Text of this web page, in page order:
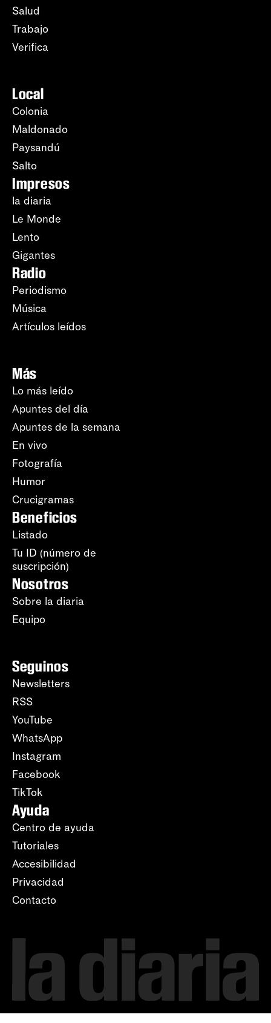
Salud
Trabajo
Verifica
Local
Colonia
Maldonado
Paysandú
Salto
Impresos
la diaria
Le Monde
Lento
Gigantes
Radio
Periodismo
Música
Artículos leídos
Más
Lo más leído
Apuntes del día
Apuntes de la semana
En vivo
Fotografía
Humor
Crucigramas
Beneficios
Listado
Tu ID (número de
suscripción)
Nosotros
Sobre la diaria
Equipo
Seguinos
Newsletters
RSS
YouTube
WhatsApp
Instagram
Facebook
TikTok
Ayuda
Centro de ayuda
Tutoriales
Accesibilidad
Privacidad
Contacto